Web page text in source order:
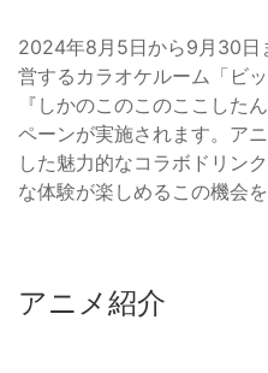
2024年8月5日から9月30日
営するカラオケルーム「ビ
『しかのこのこのここした
ペーンが実施されます。ア
した魅力的なコラボドリン
な体験が楽しめるこの機会
アニメ紹介